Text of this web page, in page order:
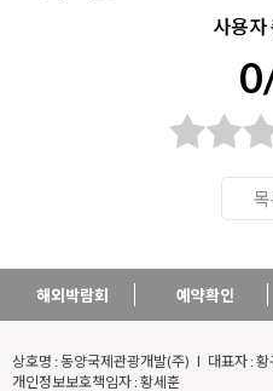
사용자
해외박람회 예약확인
상호명 : 동양국제관광개발(주) l 대표자 : 황
개인정보보호책임자 : 황세훈